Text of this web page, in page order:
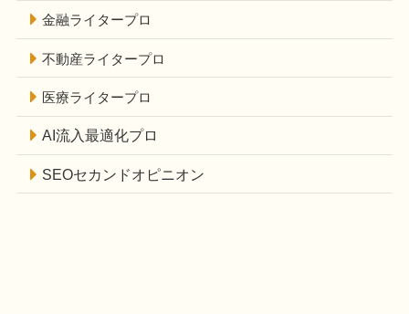
金融ライタープロ
不動産ライタープロ
医療ライタープロ
AI流入最適化プロ
SEOセカンドオピニオン